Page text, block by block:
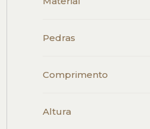
Pedras
Comprimento
Altura